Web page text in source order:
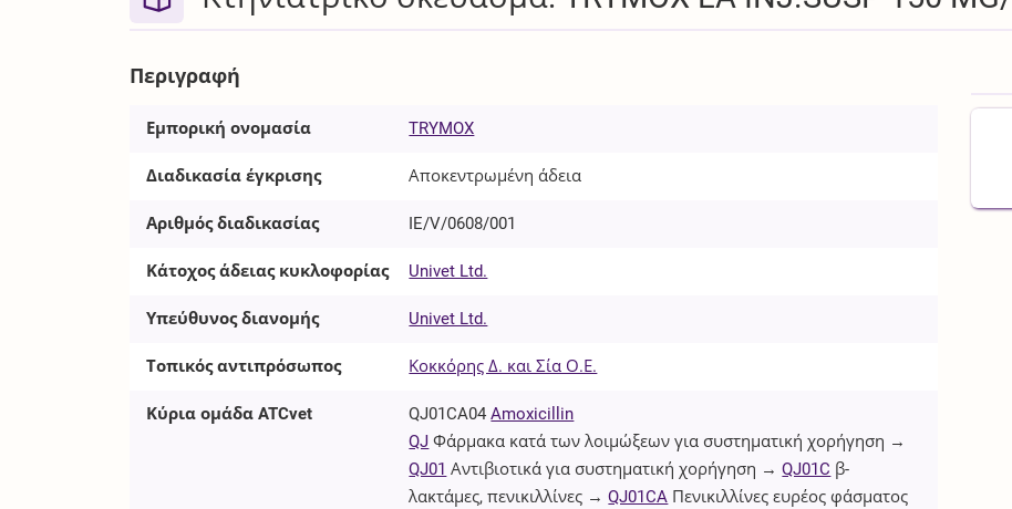
Περιγραφή
Εμπορική ονομασία TRYMOX
Διαδικασία έγκρισης Αποκεντρωμένη άδεια
Αριθμός διαδικασίας IE/V/0608/001
Κάτοχος άδειας κυκλοφορίας Univet Ltd.
Υπεύθυνος διανομής Univet Ltd.
Τοπικός αντιπρόσωπος Κοκκόρης Δ. και Σία Ο.Ε.
Κύρια ομάδα ATCvet QJ01CA04 Amoxicillin
QJ Φάρμακα κατά των λοιμώξεων για συστηματική χορήγηση →
QJ01 Αντιβιοτικά για συστηματική χορήγηση →QJ01C β-
λακτάμες, πενικιλλίνες →QJ01CA Πενικιλλίνες ευρέος φάσματος